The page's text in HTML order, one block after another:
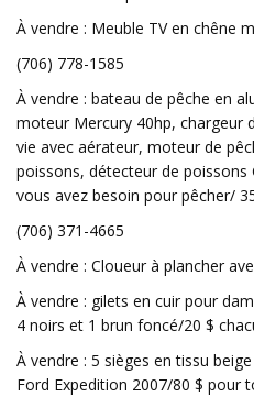
À vendre : Meuble TV en chêne
(706) 778-1585
À vendre : bateau de pêche en
moteur Mercury 40hp, chargeur
vie avec aérateur, moteur de
poissons, détecteur de
vous avez besoin pour pêcher/
(706) 371-4665
À vendre : Cloueur à plancher
À vendre : gilets en cuir pour
4 noirs et 1 brun foncé/20 $
À vendre : 5 sièges en tissu
Ford Expedition 2007/80 $ pour